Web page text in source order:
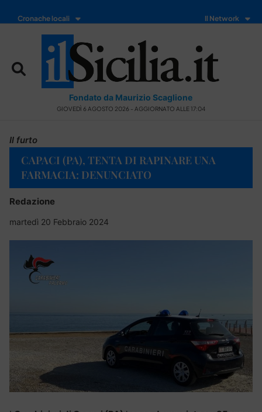
Cronache locali Il Network
Fondato da Maurizio Scaglione
GIOVEDÌ 6 AGOSTO 2026 - AGGIORNATO ALLE 17:04
Il furto
CAPACI (PA), TENTA DI RAPINARE UNA
FARMACIA: DENUNCIATO
Redazione
martedì 20 Febbraio 2024